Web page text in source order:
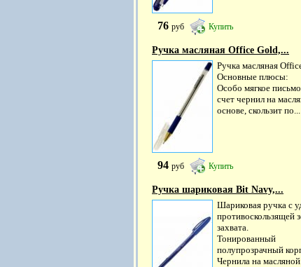
76 руб Купить
Ручка масляная Office Gold,...
Ручка масляная
Основные плюсы:
Особо мягкое
счет чернил на
основе, скользит по...
94 руб Купить
Ручка шариковая Bit Navy,...
Шариковая ручка с
противоскользящей
захвата.
Тонированный
полупрозрачный
Чернила на